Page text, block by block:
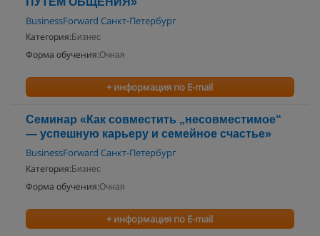
BusinessForward Санкт-Петербург
Категория: Бизнес
Форма обучения:Очная
+ информация по E-mail
Семинар «Как совместить „несовместимое“
— успешную карьеру и семейное счастье»
BusinessForward Санкт-Петербург
Категория: Бизнес
Форма обучения:Очная
+ информация по E-mail